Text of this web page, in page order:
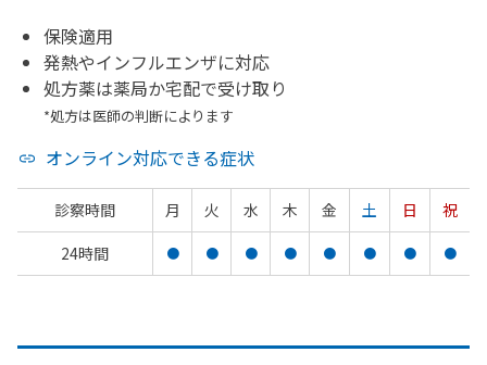
保険適用
発熱やインフルエンザに対応
処方薬は薬局か宅配で受け取り
*処方は医師の判断によります
オンライン対応できる症状
診察時間 月 火 水 木 金 土 日
祝
24時間
● ● ● ● ● ● ● ●